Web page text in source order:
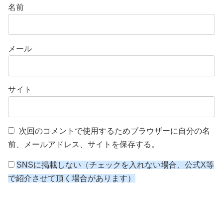
名前
メール
サイト
次回のコメントで使用するためブラウザーに自分の名
前、メールアドレス、サイトを保存する。
SNSに掲載しない（チェックを入れない場合、公式X等
で紹介させて頂く場合があります）